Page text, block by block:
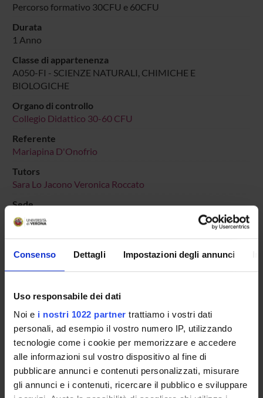
Consenso Dettagli Impostazioni degli annunci
Uso responsabile dei dati
Noi e i nostri 1022 partner trattiamo i vostri dati
personali, ad esempio il vostro numero IP, utilizzando
tecnologie come i cookie per memorizzare e accedere
alle informazioni sul vostro dispositivo al fine di
pubblicare annunci e contenuti personalizzati, misurare
gli annunci e i contenuti, ricercare il pubblico e sviluppare
Percorso formativo 30CFU e 60CFU
Durata
1 Anno
Classe di appartenenza
A050-FI - SCIENZE NATURALI, CHIMICHE E
BIOLOGICHE
Organo di controllo
Collegio Didattico 30-60 CFU
Referente
Mariapina D'Onofrio
Tutors
Sara Lo Jacono Veronica Roccato
Sede
VERONA
Dipartimento di riferimento
Scienze Umane
Macro area
Area disciplinare
Lettere, Arti e Comunicazione
Presentazione